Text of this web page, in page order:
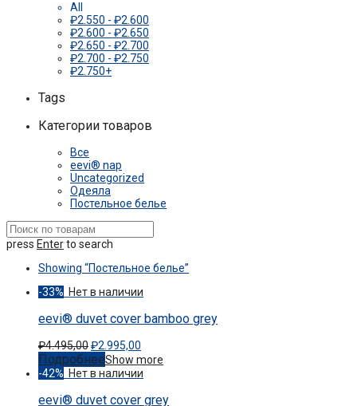
All
₽2.550 - ₽2.600
₽2.600 - ₽2.650
₽2.650 - ₽2.700
₽2.700 - ₽2.750
₽2.750+
Tags
Категории товаров
Все
eevi® nap
Uncategorized
Одеяла
Постельное белье
press Enterto search
Showing “Постельное белье”
-33%
eevi® duvet cover bamboo grey
₽4.495,00₽2.995,00
ПодробнееShow more
-42%
eevi® duvet cover grey